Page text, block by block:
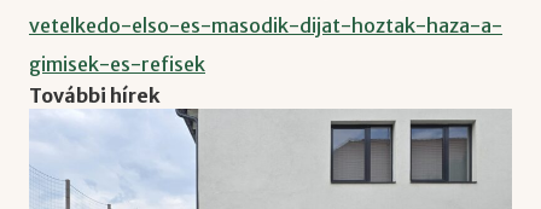
vetelkedo-elso-es-masodik-dijat-hoztak-haza-a-
gimisek-es-refisek
További hírek